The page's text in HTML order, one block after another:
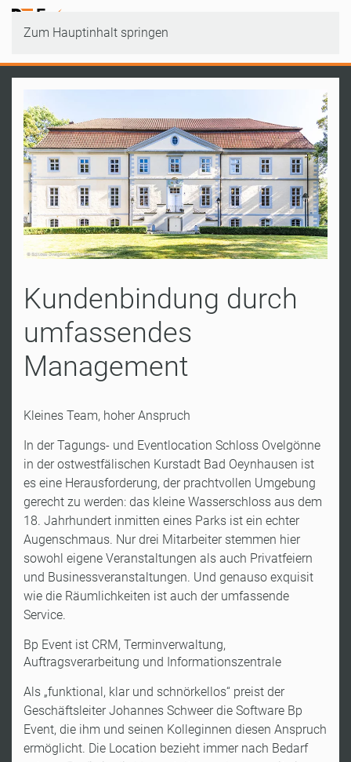
Zum Hauptinhalt springen
Kundenbindung durch
umfassendes
Management
Kleines Team, hoher Anspruch
In der Tagungs- und Eventlocation Schloss Ovelgönne
in der ostwestfälischen Kurstadt Bad Oeynhausen ist
es eine Herausforderung, der prachtvollen Umgebung
gerecht zu werden: das kleine Wasserschloss aus dem
18. Jahrhundert inmitten eines Parks ist ein echter
Augenschmaus. Nur drei Mitarbeiter stemmen hier
sowohl eigene Veranstaltungen als auch Privatfeiern
und Businessveranstaltungen. Und genauso exquisit
wie die Räumlichkeiten ist auch der umfassende
Service.
Bp Event ist CRM, Terminverwaltung,
Auftragsverarbeitung und Informationszentrale
Als „funktional, klar und schnörkellos“ preist der
Geschäftsleiter Johannes Schweer die Software Bp
Event, die ihm und seinen Kolleginnen diesen Anspruch
ermöglicht. Die Location bezieht immer nach Bedarf